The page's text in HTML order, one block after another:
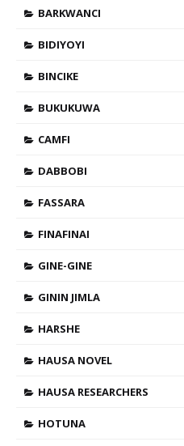
BARKWANCI
BIDIYOYI
BINCIKE
BUKUKUWA
CAMFI
DABBOBI
FASSARA
FINAFINAI
GINE-GINE
GININ JIMLA
HARSHE
HAUSA NOVEL
HAUSA RESEARCHERS
HOTUNA